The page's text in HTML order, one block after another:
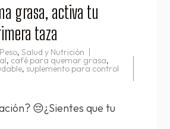
grasa, activa tu
taza
, Salud y Nutrición
, café para quemar grasa,
, suplemento para control
😔¿Sientes que tu